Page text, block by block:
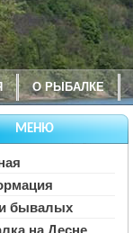
О РЫБАЛКЕ
МЕНЮ
бывалых
на Десне